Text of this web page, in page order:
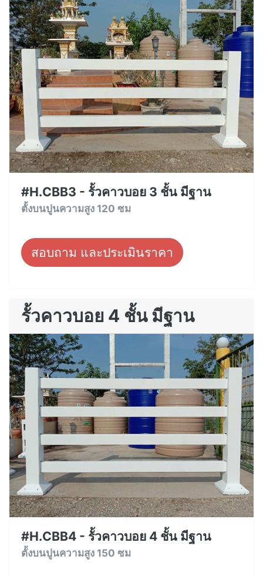
#H.CBB3 - รั้วคาวบอย 3 ชั้น มีฐาน
ตั้งบนปูนความสูง 120 ซม
สอบถาม และประเมินราคา
รั้วคาวบอย 4 ชั้น มีฐาน
#H.CBB4 - รั้วคาวบอย 4 ชั้น มีฐาน
ตั้งบนปูนความสูง 150 ซม